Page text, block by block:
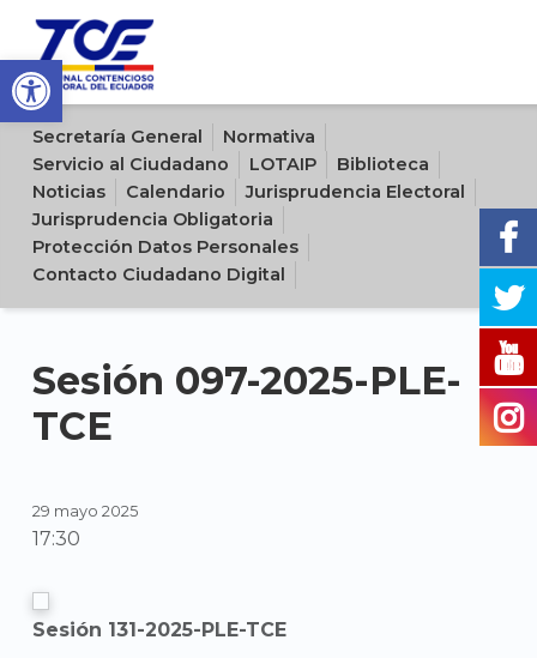
Open toolbar
Sitio oficial del Tribunal Contencioso Electoral del Ecuador
Secretaría General
Normativa
Servicio al Ciudadano
LOTAIP
Biblioteca
Noticias
Calendario
Jurisprudencia Electoral
Jurisprudencia Obligatoria
Protección Datos Personales
Contacto Ciudadano Digital
Sesión 097-2025-PLE-
TCE
29 mayo 2025
17:30
Sesión 131-2025-PLE-TCE